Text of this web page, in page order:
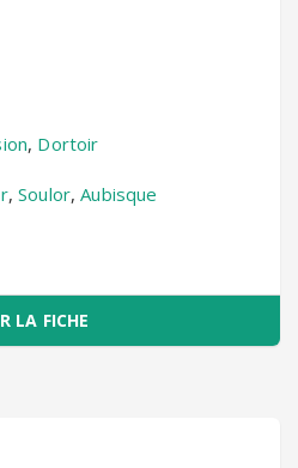
, Dortoir
,Soulor,Aubisque
LA FICHE